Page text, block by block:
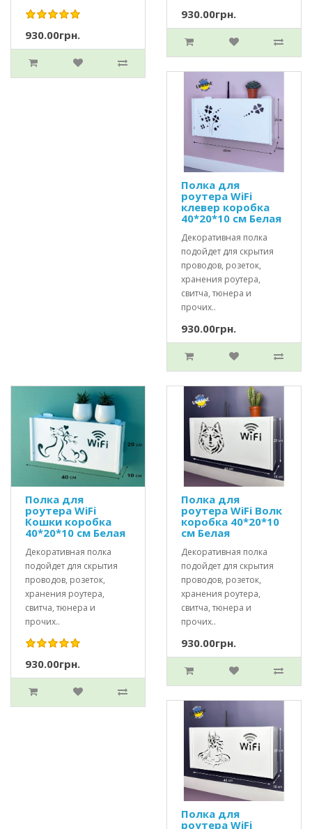
930.00грн.
930.00грн.
Полка для
роутера WiFi
клевер коробка
40*20*10 см Белая
Декоративная полка
подойдет для скрытия
проводов, розеток,
хранения роутера,
свитча, тюнера и
прочих..
930.00грн.
Полка для
роутера WiFi
Кошки коробка
40*20*10 см Белая
Декоративная полка
подойдет для скрытия
проводов, розеток,
хранения роутера,
свитча, тюнера и
прочих..
930.00грн.
Полка для
роутера WiFi Волк
коробка 40*20*10
см Белая
Декоративная полка
подойдет для скрытия
проводов, розеток,
хранения роутера,
свитча, тюнера и
прочих..
930.00грн.
Полка для
роутера WiFi